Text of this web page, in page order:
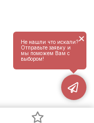
Не нашли что искали?
Отправьте заявку и
мы поможем Вам с
выбором!
×